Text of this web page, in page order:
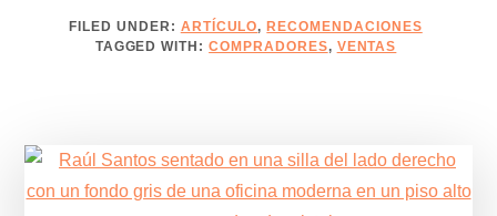
FEMSA,
WALMART
DE
FILED UNDER: ARTÍCULO,RECOMENDACIONES
TAGGED WITH:COMPRADORES, VENTAS